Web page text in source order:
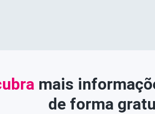
mais
de forma